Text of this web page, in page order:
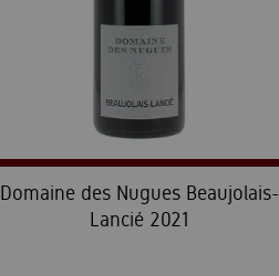
Domaine des Nugues Beaujolais-
Lancié 2021